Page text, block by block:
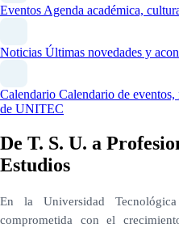
Eventos Agenda académica,
Noticias Últimas novedades y
Calendario Calendario de
de UNITEC
De T. S. U. a
Estudios
En la Universidad
comprometida con el